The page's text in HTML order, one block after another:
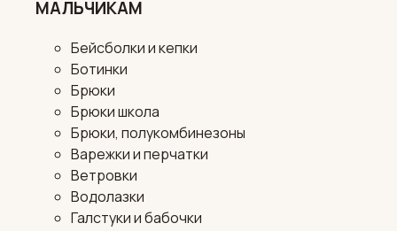
МАЛЬЧИКАМ
Бейсболки и кепки
Ботинки
Брюки
Брюки школа
Брюки, полукомбинезоны
Варежки и перчатки
Ветровки
Водолазки
Галстуки и бабочки